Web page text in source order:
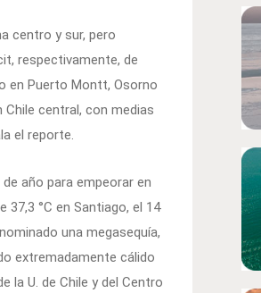
centro y sur, pero
respectivamente, de
en Puerto Montt, Osorno
Chile central, con medias
el reporte.
año para empeorar en
°C en Santiago, el 14
una megasequía,
extremadamente cálido
la U. de Chile y del Centro